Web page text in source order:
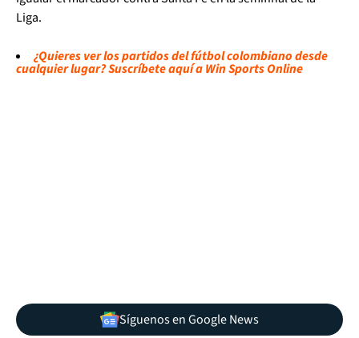
Liga.
¿Quieres ver los partidos del fútbol colombiano desde
cualquier lugar? Suscríbete aquí a Win Sports Online
Síguenos en Google News